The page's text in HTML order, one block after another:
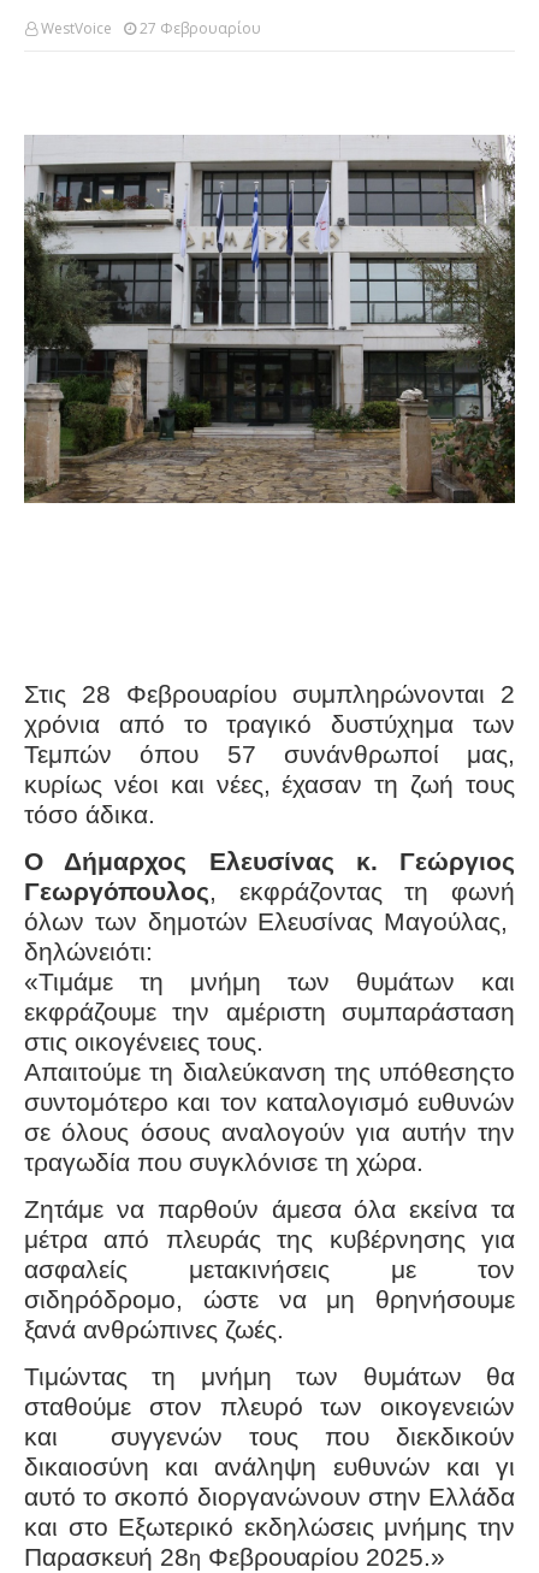
WestVoice 27 Φεβρουαρίου
Στις 28 Φεβρουαρίου συμπληρώνονται 2
χρόνια από το τραγικό δυστύχημα των
Τεμπών όπου 57 συνάνθρωποί μας,
κυρίως νέοι και νέες, έχασαν τη ζωή τους
τόσο άδικα.
Ο Δήμαρχος Ελευσίνας κ. Γεώργιος
Γεωργόπουλος, εκφράζοντας τη φωνή
όλων των δημοτών Ελευσίνας Μαγούλας,
δηλώνειότι:
«Τιμάμε τη μνήμη των θυμάτων και
εκφράζουμε την αμέριστη συμπαράσταση
στις οικογένειες τους.
Απαιτούμε τη διαλεύκανση της υπόθεσηςτο
συντομότερο και τον καταλογισμό ευθυνών
σε όλους όσους αναλογούν για αυτήν την
τραγωδία που συγκλόνισε τη χώρα.
Ζητάμε να παρθούν άμεσα όλα εκείνα τα
μέτρα από πλευράς της κυβέρνησης για
ασφαλείς μετακινήσεις με τον
σιδηρόδρομο, ώστε να μη θρηνήσουμε
ξανά ανθρώπινες ζωές.
Τιμώντας τη μνήμη των θυμάτων θα
σταθούμε στον πλευρό των οικογενειών
και
συγγενών τους που διεκδικούν
δικαιοσύνη και ανάληψη ευθυνών και γι
αυτό το σκοπό διοργανώνουν στην Ελλάδα
και στο Εξωτερικό εκδηλώσεις μνήμης την
Παρασκευή 28η Φεβρουαρίου 2025.»